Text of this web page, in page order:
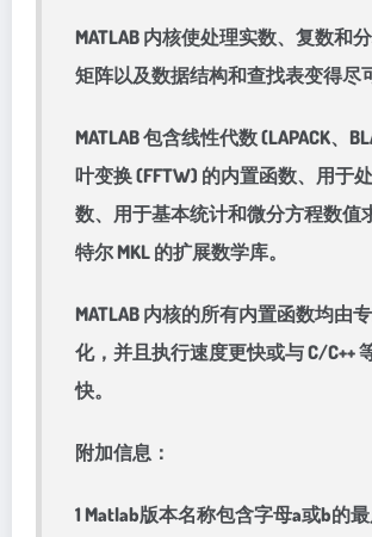
MATLAB 内核使处理实数、复数和
矩阵以及数据结构和查找表变得尽
MATLAB 包含线性代数 (LAPACK、
叶变换 (FFTW) 的内置函数、用于
数、用于基本统计和微分方程数值
特尔 MKL 的扩展数学库。
MATLAB 内核的所有内置函数均由
化，并且执行速度更快或与 C/C++
快。
附加信息：
1 Matlab版本名称包含字母a或b的